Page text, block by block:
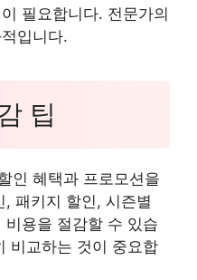
필요합니다. 전문가의
입니다.
팁
인 혜택과 프로모션을
패키지 할인, 시즌별
용을 절감할 수 있습
비교하는 것이 중요합